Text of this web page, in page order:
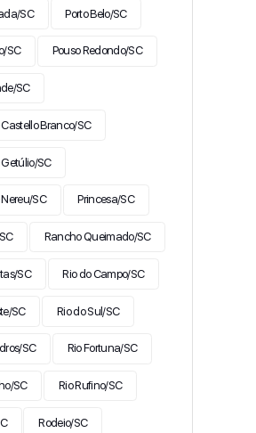
SC Porto Belo/SC
SC Pouso Redondo/SC
SC
Branco/SC
SC
SC Princesa/SC
Rancho Queimado/SC
SC Rio do Campo/SC
SC Rio do Sul/SC
SC Rio Fortuna/SC
SC Rio Rufino/SC
Rodeio/SC